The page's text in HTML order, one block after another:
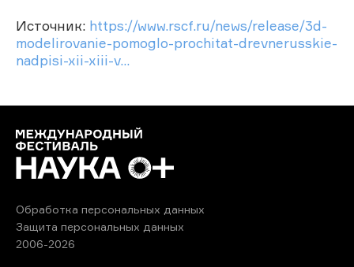
Источник: https://www.rscf.ru/news/release/3d-
modelirovanie-pomoglo-prochitat-drevnerusskie-
nadpisi-xii-xiii-v...
Обработка персональных данных
Защита персональных данных
2006-2026